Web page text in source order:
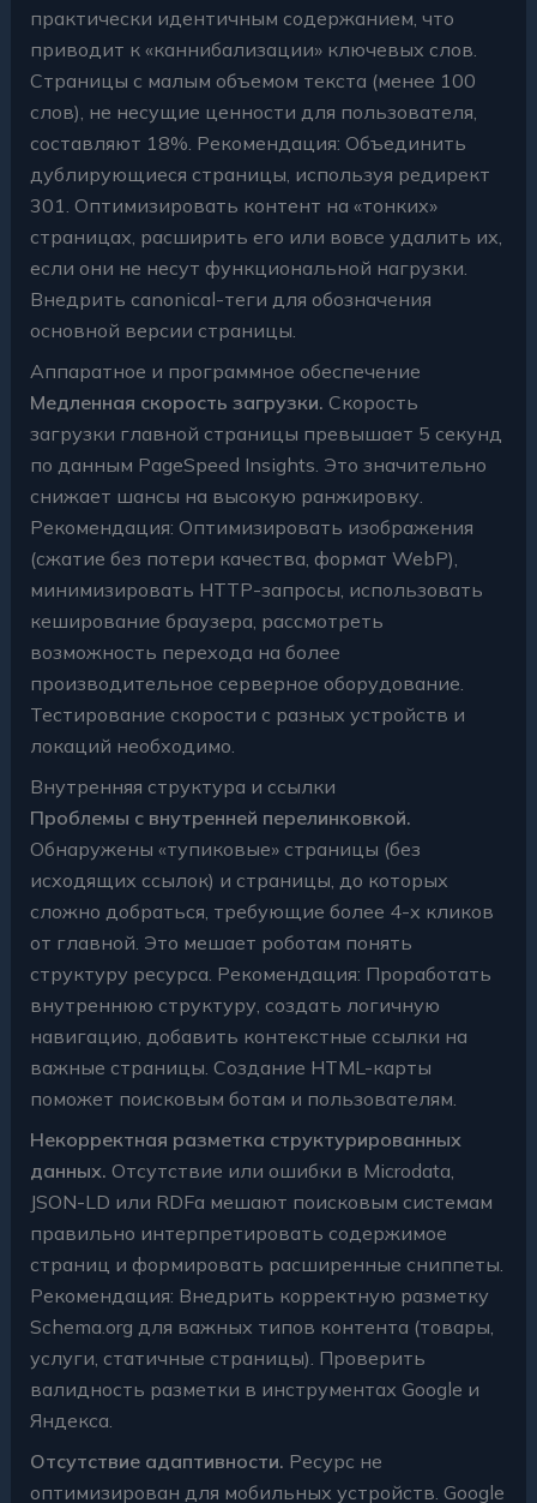
практически идентичным содержанием, что
приводит к «каннибализации» ключевых слов.
Страницы с малым объемом текста (менее 100
слов), не несущие ценности для пользователя,
составляют 18%. Рекомендация: Объединить
дублирующиеся страницы, используя редирект
301. Оптимизировать контент на «тонких»
страницах, расширить его или вовсе удалить их,
если они не несут функциональной нагрузки.
Внедрить canonical-теги для обозначения
основной версии страницы.
Аппаратное и программное обеспечение
Медленная скорость загрузки. Скорость
загрузки главной страницы превышает 5 секунд
по данным PageSpeed Insights. Это значительно
снижает шансы на высокую ранжировку.
Рекомендация: Оптимизировать изображения
(сжатие без потери качества, формат WebP),
минимизировать HTTP-запросы, использовать
кеширование браузера, рассмотреть
возможность перехода на более
производительное серверное оборудование.
Тестирование скорости с разных устройств и
локаций необходимо.
Внутренняя структура и ссылки
Проблемы с внутренней перелинковкой.
Обнаружены «тупиковые» страницы (без
исходящих ссылок) и страницы, до которых
сложно добраться, требующие более 4-х кликов
от главной. Это мешает роботам понять
структуру ресурса. Рекомендация: Проработать
внутреннюю структуру, создать логичную
навигацию, добавить контекстные ссылки на
важные страницы. Создание HTML-карты
поможет поисковым ботам и пользователям.
Некорректная разметка структурированных
данных. Отсутствие или ошибки в Microdata,
JSON-LD или RDFa мешают поисковым системам
правильно интерпретировать содержимое
страниц и формировать расширенные сниппеты.
Рекомендация: Внедрить корректную разметку
Schema.org для важных типов контента (товары,
услуги, статичные страницы). Проверить
валидность разметки в инструментах Google и
Яндекса.
Отсутствие адаптивности. Ресурс не
оптимизирован для мобильных устройств. Google